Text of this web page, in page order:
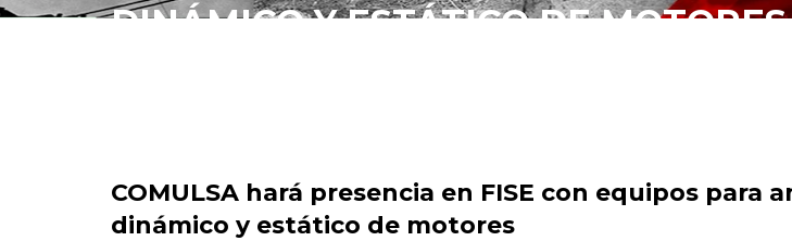
DINÁMICO Y ESTÁTICO DE MOTORES
COMULSA hará presencia en FISE con equipos para
dinámico y estático de motores